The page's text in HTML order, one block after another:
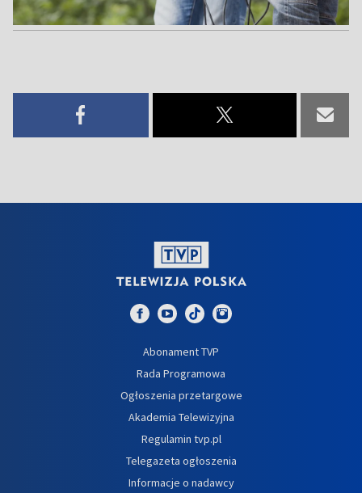
Abonament TVP
Rada Programowa
Ogłoszenia przetargowe
Akademia Telewizyjna
Regulamin tvp.pl
Telegazeta ogłoszenia
Informacje o nadawcy